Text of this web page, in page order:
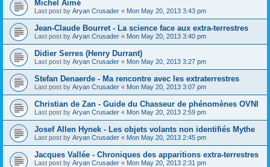
Michel Aimé
Last post by Aryan Crusader « Mon May 20, 2013 3:43 pm
Jean-Claude Bourret - La science face aux extra-terrestres
Last post by Aryan Crusader « Mon May 20, 2013 3:40 pm
Didier Serres (Henry Durrant)
Last post by Aryan Crusader « Mon May 20, 2013 3:27 pm
Stefan Denaerde - Ma rencontre avec les extraterrestres
Last post by Aryan Crusader « Mon May 20, 2013 3:07 pm
Christian de Zan - Guide du Chasseur de phénomènes OVNI
Last post by Aryan Crusader « Mon May 20, 2013 2:59 pm
Josef Allen Hynek - Les objets volants non identifiés Mythe
Last post by Aryan Crusader « Mon May 20, 2013 2:45 pm
Jacques Vallée - Chroniques des apparitions extra-terrestres
Last post by Aryan Crusader « Mon May 20, 2013 2:31 pm